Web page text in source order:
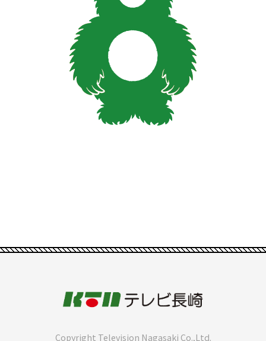
Copyright Television Nagasaki Co.,Ltd.